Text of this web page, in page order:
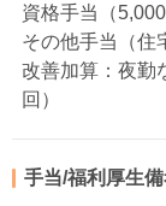
資格手当（
その他手当（住
改善加算：夜勤
回）
手当/福利厚生